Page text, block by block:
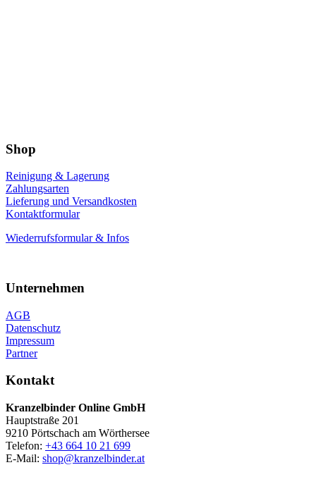
Shop
Reinigung & Lagerung
Zahlungsarten
Lieferung und Versandkosten
Kontaktformular
Wiederrufsformular & Infos
Unternehmen
AGB
Datenschutz
Impressum
Partner
Kontakt
Kranzelbinder Online GmbH
Hauptstraße 201
9210 Pörtschach am Wörthersee
Telefon: +43 664 10 21 699
E-Mail: shop@kranzelbinder.at